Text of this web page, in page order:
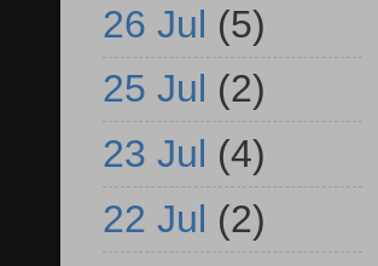
26 Jul (5)
25 Jul (2)
23 Jul (4)
22 Jul (2)